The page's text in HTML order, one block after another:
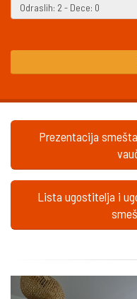
Prezentacija
Lista ugostitelja i